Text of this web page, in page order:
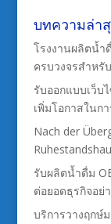
บทความล่า
โรงงานผลิตน้ำ
ครบวงจรสำหรั
รับออกแบบเว็บ
เพิ่มโอกาสในก
Nach der
รับผลิตน้ำดื่ม
ต่อยอดธุรกิจอย่
บริการวางฤกษ์